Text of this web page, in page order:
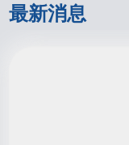
最新消息